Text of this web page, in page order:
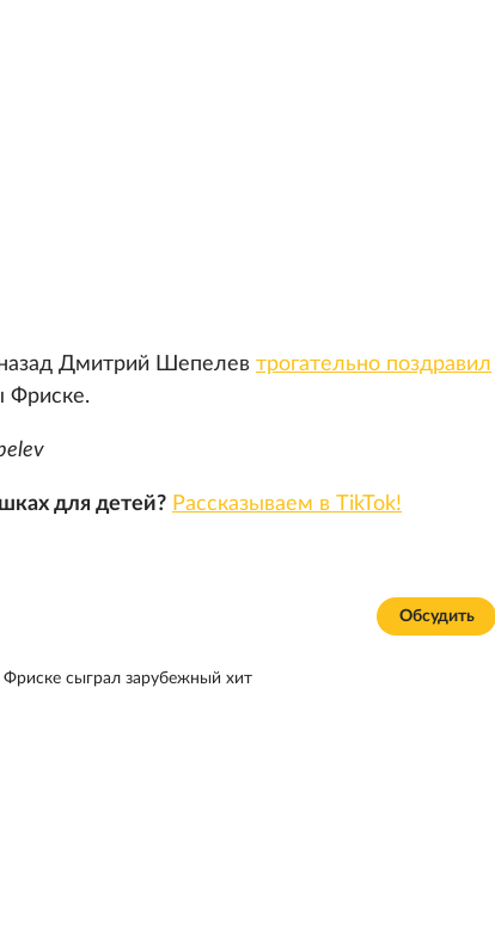
Дмитрий Шепелев трогательно поздравил
Фриске.
для детей? Рассказываем в TikTok!
Обсудить
сыграл зарубежный хит